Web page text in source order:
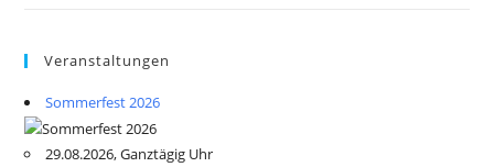
Veranstaltungen
Sommerfest 2026
29.08.2026, Ganztägig Uhr